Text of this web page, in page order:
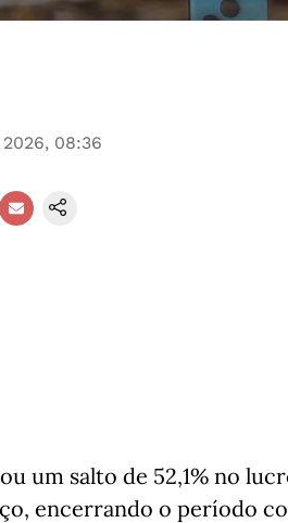
08:36
um salto de 52,1% no
encerrando o período